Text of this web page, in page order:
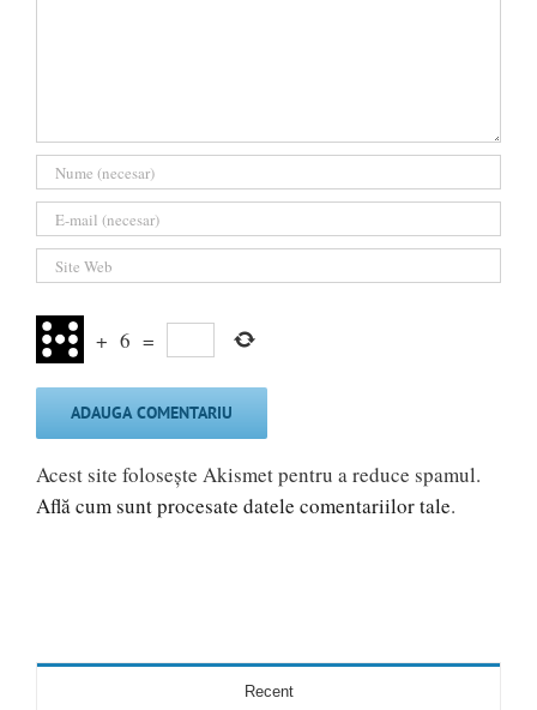
+ 6 =
Acest site folosește Akismet pentru a reduce spamul.
Află cum sunt procesate datele comentariilor tale.
Recent